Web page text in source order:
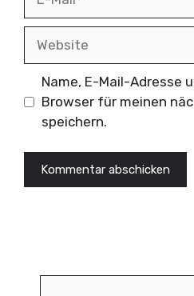
Mail
Name, E-Mail-Adresse
Browser für meinen
speichern.